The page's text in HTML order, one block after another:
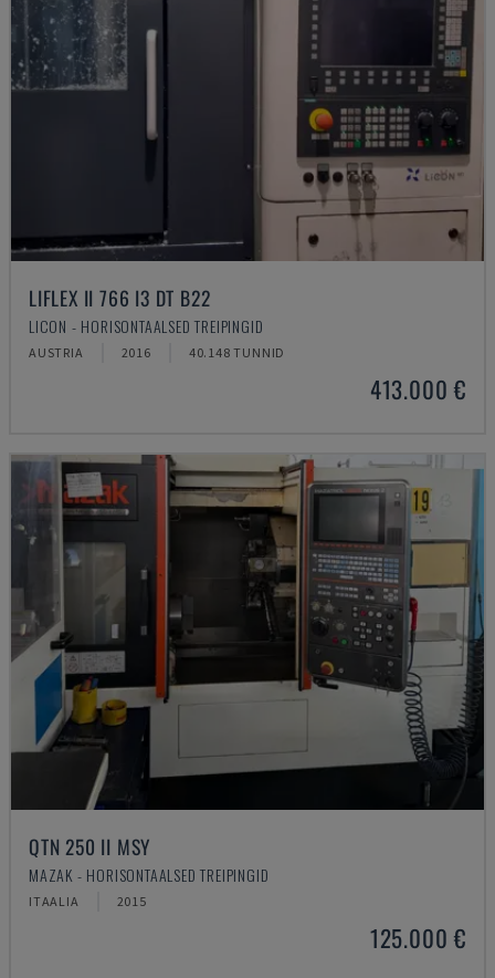
LIFLEX II 766 I3 DT B22
LICON - HORISONTAALSED TREIPINGID
AUSTRIA 2016 40.148 TUNNID
413.000 €
QTN 250 II MSY
MAZAK - HORISONTAALSED TREIPINGID
ITAALIA 2015
125.000 €